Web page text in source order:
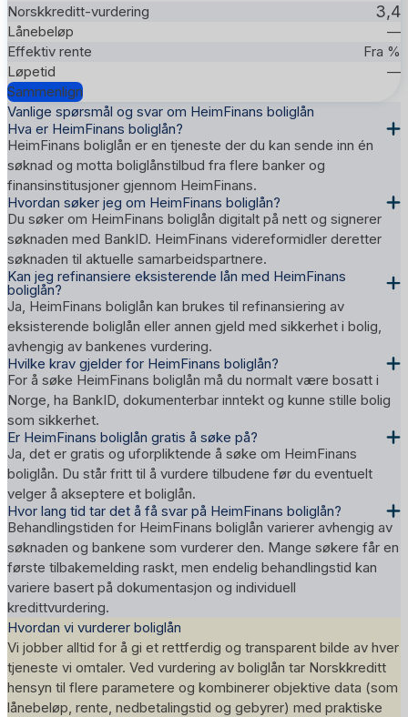
3,4
—
Fra %
—
Sammenlign
Vanlige spørsmål og svar om HeimFinans boliglån
Hva er HeimFinans boliglån?
HeimFinans boliglån er en tjeneste der du kan sende inn én
søknad og motta boliglånstilbud fra flere banker og
finansinstitusjoner gjennom HeimFinans.
Hvordan søker jeg om HeimFinans boliglån?
Du søker om HeimFinans boliglån digitalt på nett og signerer
søknaden med BankID. HeimFinans videreformidler deretter
søknaden til aktuelle samarbeidspartnere.
Kan jeg refinansiere eksisterende lån med HeimFinans
boliglån?
Ja, HeimFinans boliglån kan brukes til refinansiering av
eksisterende boliglån eller annen gjeld med sikkerhet i bolig,
avhengig av bankenes vurdering.
Hvilke krav gjelder for HeimFinans boliglån?
For å søke HeimFinans boliglån må du normalt være bosatt i
Norge, ha BankID, dokumenterbar inntekt og kunne stille bolig
som sikkerhet.
Er HeimFinans boliglån gratis å søke på?
Ja, det er gratis og uforpliktende å søke om HeimFinans
boliglån. Du står fritt til å vurdere tilbudene før du eventuelt
velger å akseptere et boliglån.
Hvor lang tid tar det å få svar på HeimFinans boliglån?
Behandlingstiden for HeimFinans boliglån varierer avhengig av
søknaden og bankene som vurderer den. Mange søkere får en
første tilbakemelding raskt, men endelig behandlingstid kan
variere basert på dokumentasjon og individuell
kredittvurdering.
Hvordan vi vurderer boliglån
Vi jobber alltid for å gi et rettferdig og transparent bilde av hver
tjeneste vi omtaler. Ved vurdering av boliglån tar Norskkreditt
hensyn til flere parametere og kombinerer objektive data (som
lånebeløp, rente, nedbetalingstid og gebyrer) med praktiske